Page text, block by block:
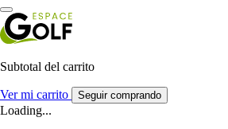
Subtotal del carrito
Ver mi carrito Seguir comprando
Loading...